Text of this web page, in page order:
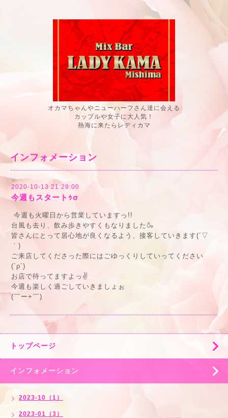
オカマちゃんやニューハーフさん達に会える
カップルや女子に大人気！
熱海に来たらレディカマ
インフォメーション
2020-10-13 21:29:00
今週もスタートｩσ
今週も火曜日から営業していますっ!!
台風も去り、飲み歩きやすくもなりました🍶
皆さんにとって居心地が良くなるよう、接客していきます(´▽
｀)
ご来店してくださった際にはごゆっくりしていってください
(´ρ`)
お店で待ってますよっ✌️
今週も楽しく過ごしていきましょぉ
(￣ー+￣)
トップページ
インフォメーション
2023-10（1）
2023-01（3）